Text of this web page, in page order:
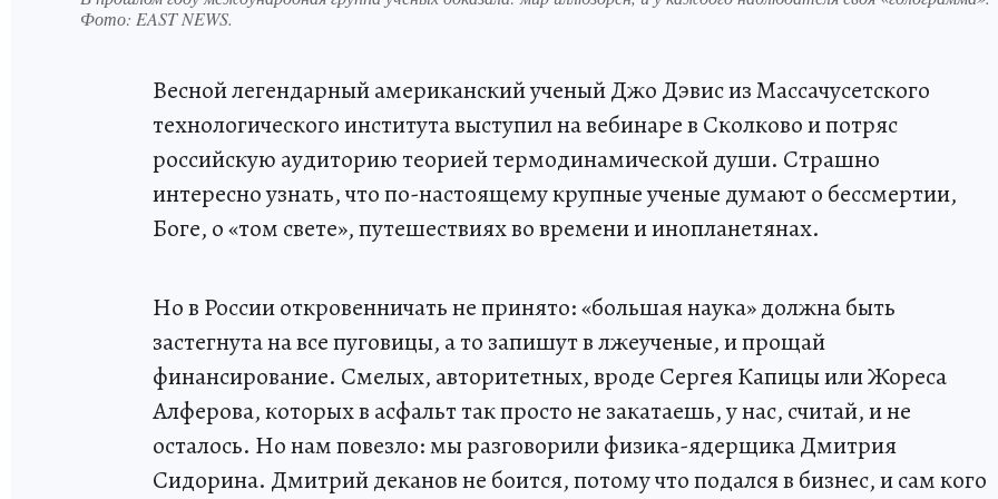
Фото: EAST NEWS.
Весной легендарный американский ученый Джо Дэвис из Массачусетского
технологического института выступил на вебинаре в Сколково и потряс
российскую аудиторию теорией термодинамической души. Страшно
интересно узнать, что по-настоящему крупные ученые думают о бессмертии,
Боге, о «том свете», путешествиях во времени и инопланетянах.
Но в России откровенничать не принято: «большая наука» должна быть
застегнута на все пуговицы, а то запишут в лжеученые, и прощай
финансирование. Смелых, авторитетных, вроде Сергея Капицы или Жореса
Алферова, которых в асфальт так просто не закатаешь, у нас, считай, и не
осталось. Но нам повезло: мы разговорили физика-ядерщика Дмитрия
Сидорина. Дмитрий деканов не боится, потому что подался в бизнес, и сам кого